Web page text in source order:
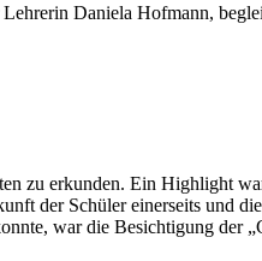
Daniela Hofmann,
zu erkunden. Ein Highlight
der Schüler einerseits und
war die Besichtigung der